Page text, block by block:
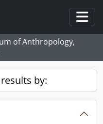
of Anthropology,
by: